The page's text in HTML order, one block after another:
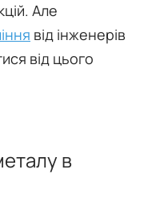
Але
від інженерів
від цього
в